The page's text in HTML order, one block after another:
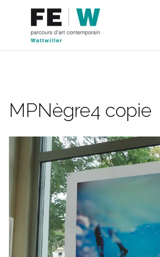
contenu
MPNègre4 copie